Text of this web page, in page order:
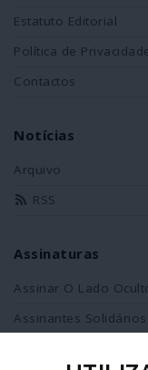
Estatuto Editorial
Política de
Contactos
Notícias
Arquivo
RSS
Assinaturas
Assinar O Lado
Assinantes Solidários